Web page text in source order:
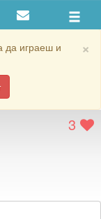
×
да играеш и
3